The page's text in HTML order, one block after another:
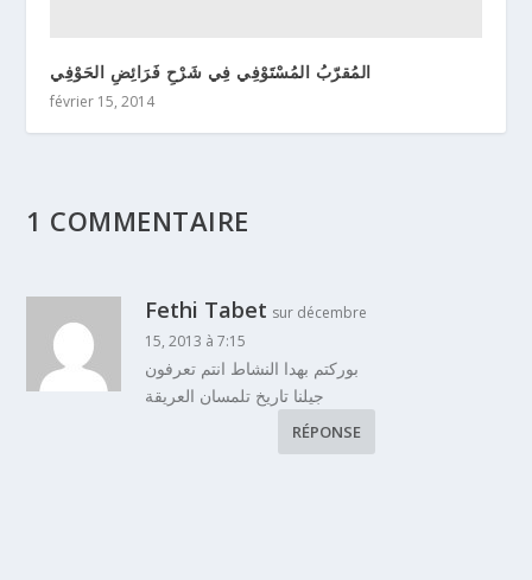
المُقرّبُ المُسْتَوْفِي فِي شَرْحِ فَرَائِضِ الحَوْفِي
février 15, 2014
1 COMMENTAIRE
Fethi Tabet sur décembre
15, 2013 à 7:15
بوركتم بهدا النشاط انتم تعرفون
جيلنا تاريخ تلمسان العريقة
RÉPONSE